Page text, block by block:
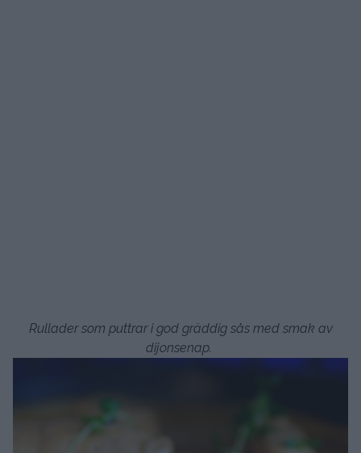
Rullader som puttrar i god gräddig sås med smak av
dijonsenap.